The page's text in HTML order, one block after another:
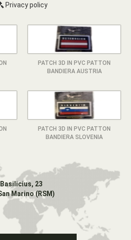
Privacy policy
PATCH 3D IN PVC PATTON
BANDIERA AUSTRIA
PATCH 3D IN PVC PATTON
BANDIERA SLOVENIA
23
Marino (RSM)